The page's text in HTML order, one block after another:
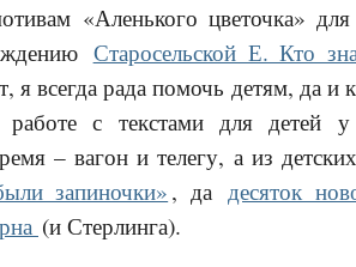
«Аленького цветочка» для
Старосельской Е. Кто
я всегда рада помочь детям, да
с текстами для детей
– вагон и телегу, а из
запиночки», да десяток
(и Стерлинга).